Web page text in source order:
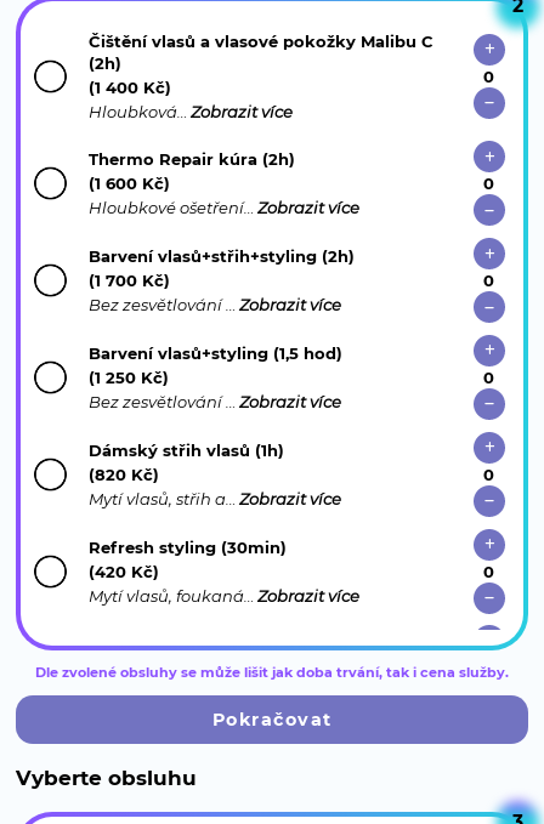
2
Čištění vlasů a vlasové pokožky Malibu C
(2h)
(1 400 Kč)
Hloubková…Zobrazit více
Thermo Repair kúra (2h)
(1 600 Kč)
Hloubkové ošetření…Zobrazit více
Barvení vlasů+střih+styling (2h)
(1 700 Kč)
Bez zesvětlování …Zobrazit více
Barvení vlasů+styling (1,5 hod)
(1 250 Kč)
Bez zesvětlování …Zobrazit více
Dámský střih vlasů (1h)
(820 Kč)
Mytí vlasů, střih a…Zobrazit více
Refresh styling (30min)
(420 Kč)
Mytí vlasů, foukaná…Zobrazit více
Poptávka na Melírování, Balayage,
Odbarvení (15 min.)
Recepce Vás bude po…Zobrazit více
Prodlužování vlasů (konzultace) (15 min.)
Metody Keratin…
Dle zvolené obsluhy se může lišit jak doba trvání, tak i cena služby.
Pokračovat
Vyberte obsluhu